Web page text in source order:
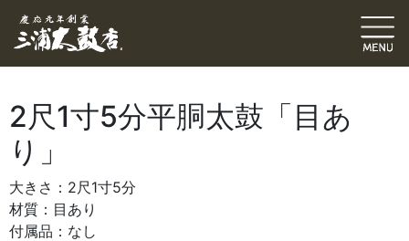
2尺1寸5分平胴太鼓「目あ
り」
大きさ：2尺1寸5分
材質：目あり
付属品：なし